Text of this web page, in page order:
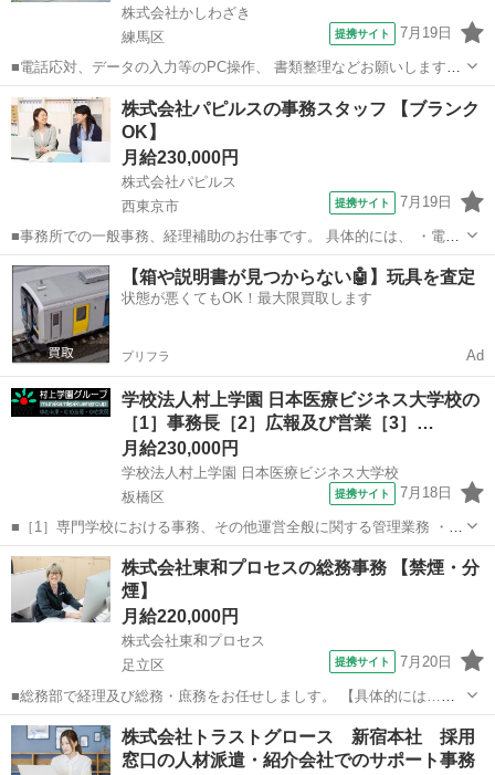
株式会社かしわざき
練馬区
提携サイト 7月19日
■電話応対、データの入力等のPC操作、 書類整理などお願いします。
■月給235,000円～ ☆給与は経験・能力等を考慮します ■8:00～
17:00（実働8h） ★残業はほとんどなし
東京 練馬区 一般事務
株式会社パピルスの事務スタッフ 【ブランク
OK】
月給230,000円
株式会社パピルス
西東京市
提携サイト 7月19日
■事務所での一般事務、経理補助のお仕事です。 具体的には、 ・電話
応対、来客応対 ・PC入力 ・伝票や書類整理、ファイリング ・
仕分け、経理補助など 初めは補助業務からスタートします。 ■月給
230,000円～ ※...
東京 西東京市 一般事務
【箱や説明書が見つからない🤖】玩具を査定
状態が悪くてもOK！最大限買取します
プリフラ Ad
学校法人村上学園 日本医療ビジネス大学校の
［1］事務長［2］広報及び営業［3］…
月給230,000円
学校法人村上学園 日本医療ビジネス大学校
板橋区
提携サイト 7月18日
■［1］専門学校における事務、その他運営全般に関する管理業務 ・広
報、学生募集活動 ・諸官庁窓口 ・カリキュラム作成等 ※所用等で近
隣まで社有車を使用することあり ※学校事務全般に精通された方歓
迎！ ［2］ 専門学校の広報...
東京 板橋区 一般事務
株式会社東和プロセスの総務事務 【禁煙・分
煙】
月給220,000円
株式会社東和プロセス
足立区
提携サイト 7月20日
■総務部で経理及び総務・庶務をお任せしましす。 【具体的には…】
■弥生会計の入力 ■社会保険関係等の社会保険労務士への取次 ■資金繰
りの準備 ■勤怠管理 ■給与手当等の補助 ■仕入れの支払い管理 ■電話対
応...
東京 足立区 一般事務
株式会社トラストグロース 新宿本社 採用
窓口の人材派遣・紹介会社でのサポート事務